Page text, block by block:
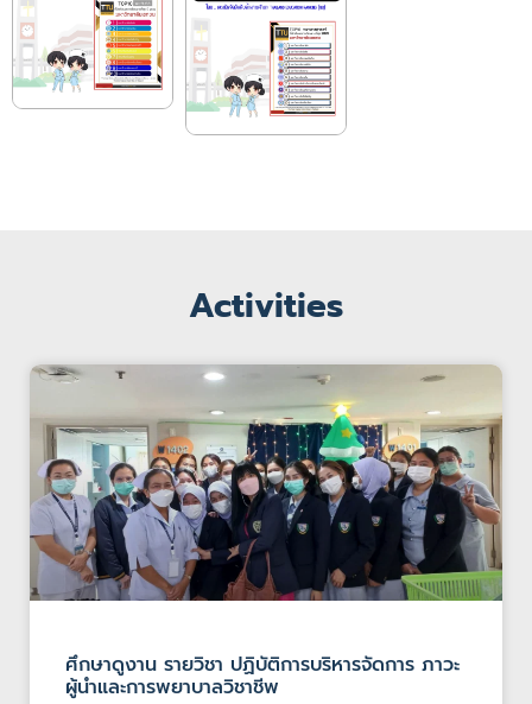
Activities
ศึกษาดูงาน รายวิชา ปฏิบัติการบริหารจัดการ ภาวะ
ผู้นำและการพยาบาลวิชาชีพ